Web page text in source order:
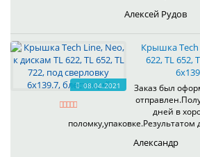
Алексей Рудов
08.04.2021
Крышка Tech
622, TL 652,
Заказ был
дней в
поломку,упаковке.Результатом
Александр